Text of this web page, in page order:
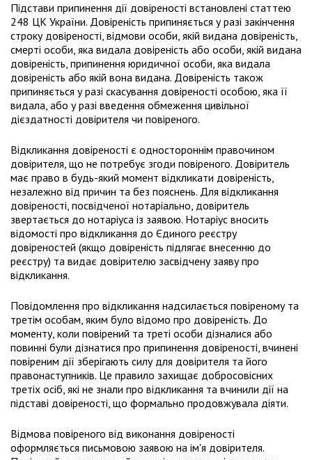
Підстави припинення дії довіреності встановлені статтею
248 ЦК України. Довіреність припиняється у разі закінчення
строку довіреності, відмови особи, якій видана довіреність,
смерті особи, яка видала довіреність або особи, якій видана
довіреність, припинення юридичної особи, яка видала
довіреність або якій вона видана. Довіреність також
припиняється у разі скасування довіреності особою, яка її
видала, або у разі введення обмеження цивільної
дієздатності довірителя чи повіреного.
Відкликання довіреності є одностороннім правочином
довірителя, що не потребує згоди повіреного. Довіритель
має право в будь-який момент відкликати довіреність,
незалежно від причин та без пояснень. Для відкликання
довіреності, посвідченої нотаріально, довіритель
звертається до нотаріуса із заявою. Нотаріус вносить
відомості про відкликання до Єдиного реєстру
довіреностей (якщо довіреність підлягає внесенню до
реєстру) та видає довірителю засвідчену заяву про
відкликання.
Повідомлення про відкликання надсилається повіреному та
третім особам, яким було відомо про довіреність. До
моменту, коли повірений та треті особи дізналися або
повинні були дізнатися про припинення довіреності, вчинені
повіреним дії зберігають силу для довірителя та його
правонаступників. Це правило захищає добросовісних
третіх осіб, які не знали про відкликання та вчинили дії на
підставі довіреності, що формально продовжувала діяти.
Відмова повіреного від виконання довіреності
оформляється письмовою заявою на ім'я довірителя.